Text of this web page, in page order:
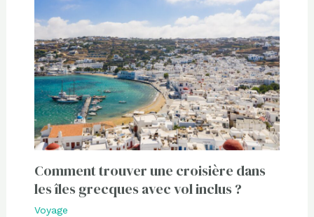
Comment trouver une croisière dans
les îles grecques avec vol inclus ?
Voyage